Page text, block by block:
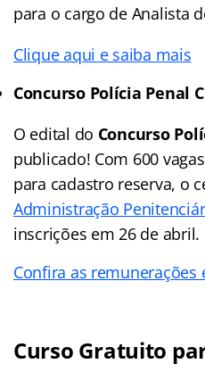
para o cargo de Analista
Clique aqui e saiba mais
Concurso Polícia Penal
O edital do Concurso
publicado! Com 600
para cadastro reserva, o
Administração
inscrições em 26 de abril.
Confira as remunerações
Curso Gratuito